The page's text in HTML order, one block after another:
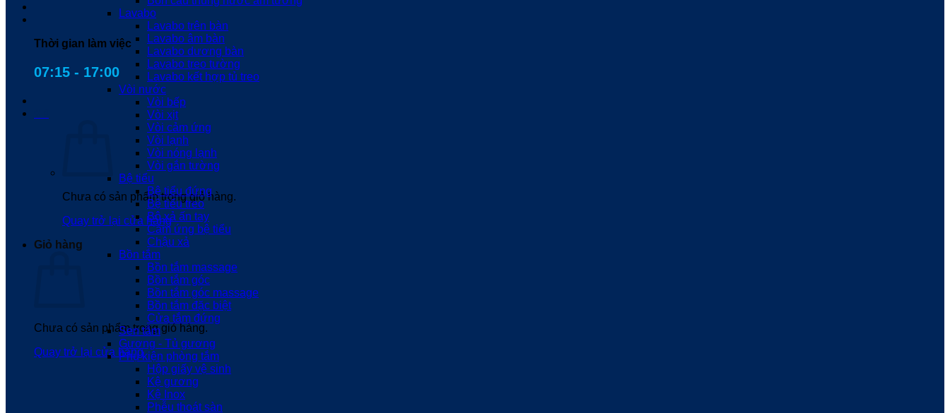
Thời gian làm việc
07:15 - 17:00
Chưa có sản phẩm trong giỏ hàng.
Quay trở lại cửa hàng
Giỏ hàng
Chưa có sản phẩm trong giỏ hàng.
Quay trở lại cửa hàng
Lavabo
Lavabo trên bàn
Lavabo âm bàn
Lavabo dương bàn
Lavabo treo tường
Lavabo kết hợp tủ treo
Vòi nước
Vòi bếp
Vòi xịt
Vòi cảm ứng
Vòi lạnh
Vòi nóng lạnh
Vòi gắn tường
Bệ tiểu
Bệ tiểu đứng
Bệ tiểu treo
Bộ xả ấn tay
Cảm ứng bệ tiểu
Chậu xả
Bồn tắm
Bồn tắm massage
Bồn tắm góc
Bồn tắm góc massage
Bồn tắm đặc biệt
Cửa tắm đứng
Sen tắm
Gương - Tủ gương
Phụ kiện phòng tắm
Hộp giấy vệ sinh
Kệ gương
Kệ Inox
Phễu thoát sàn